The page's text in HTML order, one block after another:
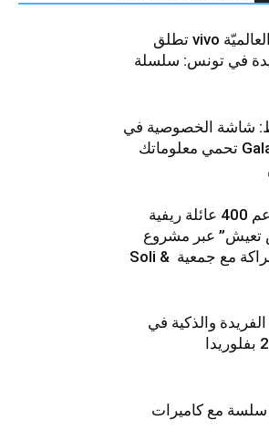
العلامة التّكنولوجيّة العالميّة vivo تطلق
في تونس: سلسلة
شاشة الخصوصية في
جهاز Galaxy S26 Ultra تحمي معلوماتك
Ooredoo تونس تدعم 400 عائلة ريفية
تعيش” عبر مشروع
تنموي مستدام بالشراكة مع جمعية Soli &
والذكية في
سلسة مع كاميرات